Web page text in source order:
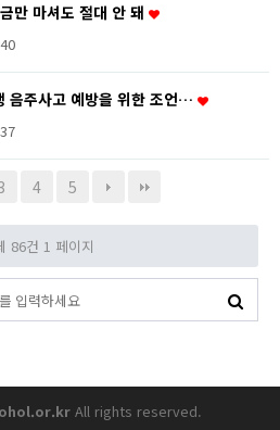
만 마셔도 절대 안 돼
음주사고 예방을 위한 조언…
4 5
86건 1 페이지
All rights reserved.